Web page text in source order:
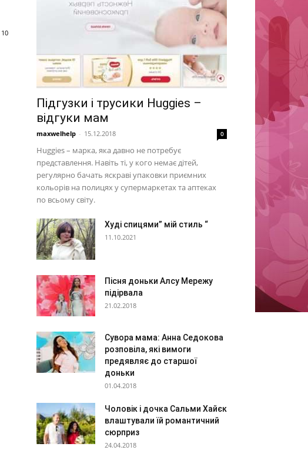
10
Підгузки і трусики Huggies –
відгуки мам
maxwelhelp - 15.12.2018 0
Huggies – марка, яка давно не потребує
представлення. Навіть ті, у кого немає дітей,
регулярно бачать яскраві упаковки приємних
кольорів на полицях у супермаркетах та аптеках
по всьому світу.
Худі спицями” мій стиль “
11.10.2021
Пісня доньки Алсу Мережу
підірвала
21.02.2018
Сувора мама: Анна Седокова
розповіла, які вимоги
предявляє до старшої
доньки
01.04.2018
Чоловік і дочка Сальми Хайєк
влаштували їй романтичний
сюрприз
24.04.2018